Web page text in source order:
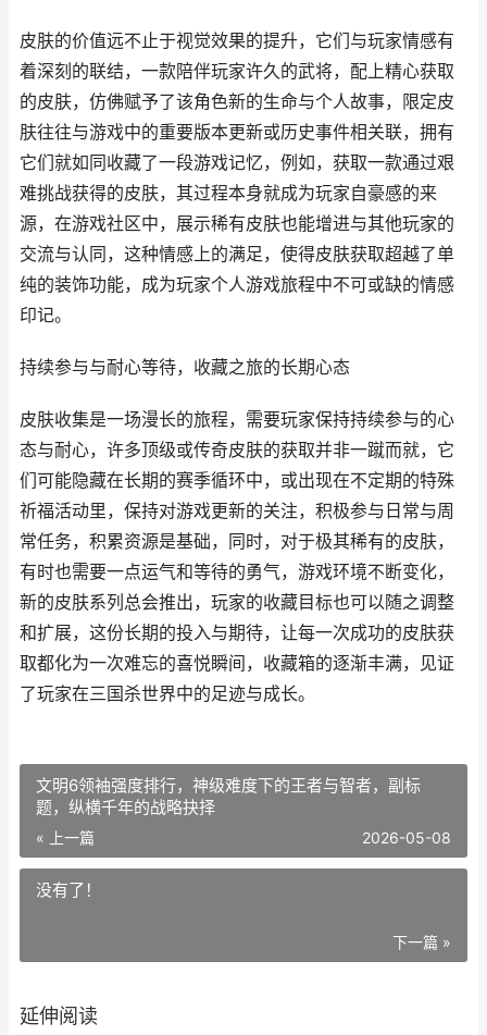
皮肤的价值远不止于视觉效果的提升，它们与玩家情感有
着深刻的联结，一款陪伴玩家许久的武将，配上精心获取
的皮肤，仿佛赋予了该角色新的生命与个人故事，限定皮
肤往往与游戏中的重要版本更新或历史事件相关联，拥有
它们就如同收藏了一段游戏记忆，例如，获取一款通过艰
难挑战获得的皮肤，其过程本身就成为玩家自豪感的来
源，在游戏社区中，展示稀有皮肤也能增进与其他玩家的
交流与认同，这种情感上的满足，使得皮肤获取超越了单
纯的装饰功能，成为玩家个人游戏旅程中不可或缺的情感
印记。
持续参与与耐心等待，收藏之旅的长期心态
皮肤收集是一场漫长的旅程，需要玩家保持持续参与的心
态与耐心，许多顶级或传奇皮肤的获取并非一蹴而就，它
们可能隐藏在长期的赛季循环中，或出现在不定期的特殊
祈福活动里，保持对游戏更新的关注，积极参与日常与周
常任务，积累资源是基础，同时，对于极其稀有的皮肤，
有时也需要一点运气和等待的勇气，游戏环境不断变化，
新的皮肤系列总会推出，玩家的收藏目标也可以随之调整
和扩展，这份长期的投入与期待，让每一次成功的皮肤获
取都化为一次难忘的喜悦瞬间，收藏箱的逐渐丰满，见证
了玩家在三国杀世界中的足迹与成长。
文明6领袖强度排行，神级难度下的王者与智者，副标
题，纵横千年的战略抉择
« 上一篇 2026-05-08
没有了！
下一篇 »
延伸阅读